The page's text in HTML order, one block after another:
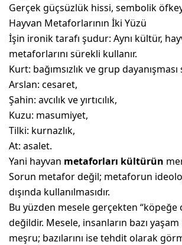
Gerçek güçsüzlük hissi, sembolik
Hayvan Metaforlarının İki Yüzü
İşin ironik tarafı şudur: Aynı kültür,
metaforlarını sürekli kullanır.
Kurt: bağımsızlık ve grup
Arslan: cesaret,
Şahin: avcılık ve yırtıcılık,
Kuzu: masumiyet,
Tilki: kurnazlık,
At: asalet.
Yani hayvan metaforları kültürün
Sorun metafor değil; metaforun
dışında kullanılmasıdır.
Bu yüzden mesele gerçekten “köpeğe
değildir. Mesele, insanların bazı
meşru; bazılarını ise tehdit olarak